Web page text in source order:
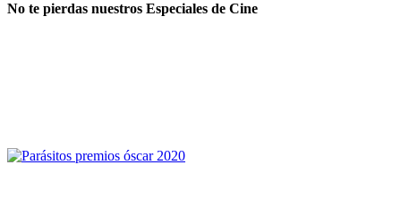
No te pierdas nuestros Especiales de Cine